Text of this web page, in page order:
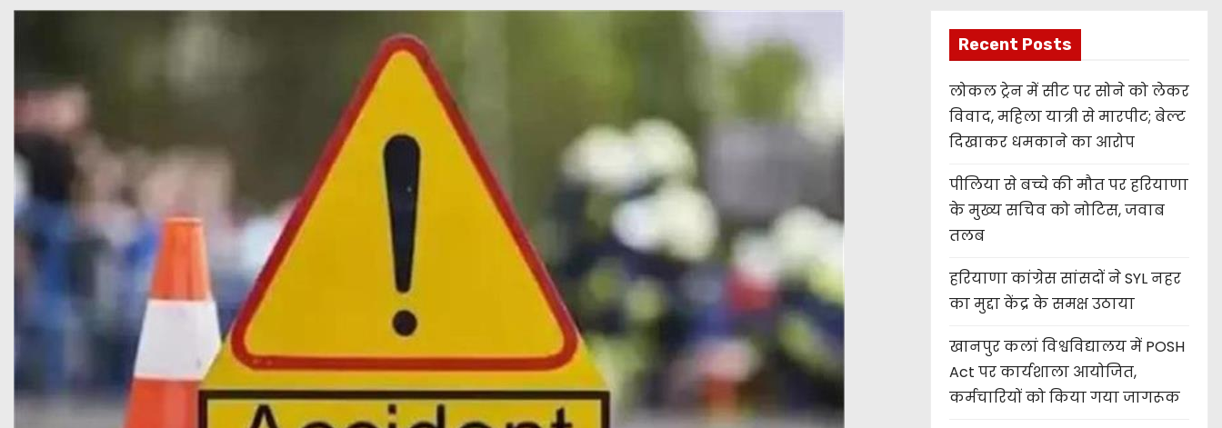
Recent Posts
लोकल ट्रेन में सीट पर सोने को लेकर
विवाद, महिला यात्री से मारपीट; बेल्ट
दिखाकर धमकाने का आरोप
पीलिया से बच्चे की मौत पर हरियाणा
के मुख्य सचिव को नोटिस, जवाब
तलब
हरियाणा कांग्रेस सांसदों ने SYL नहर
का मुद्दा केंद्र के समक्ष उठाया
खानपुर कलां विश्वविद्यालय में POSH
Act पर कार्यशाला आयोजित,
कर्मचारियों को किया गया जागरूक